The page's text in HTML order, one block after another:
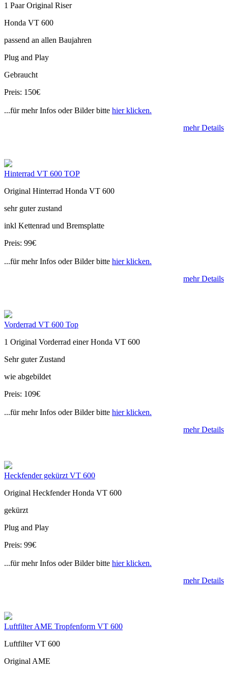
1 Paar Original Riser
Honda VT 600
passend an allen Baujahren
Plug and Play
Gebraucht
Preis: 150€
...für mehr Infos oder Bilder bitte hier klicken.
mehr Details
Hinterrad VT 600 TOP
Original Hinterrad Honda VT 600
sehr guter zustand
inkl Kettenrad und Bremsplatte
Preis: 99€
...für mehr Infos oder Bilder bitte hier klicken.
mehr Details
Vorderrad VT 600 Top
1 Original Vorderrad einer Honda VT 600
Sehr guter Zustand
wie abgebildet
Preis: 109€
...für mehr Infos oder Bilder bitte hier klicken.
mehr Details
Heckfender gekürzt VT 600
Original Heckfender Honda VT 600
gekürzt
Plug and Play
Preis: 99€
...für mehr Infos oder Bilder bitte hier klicken.
mehr Details
Luftfilter AME Tropfenform VT 600
Luftfilter VT 600
Original AME